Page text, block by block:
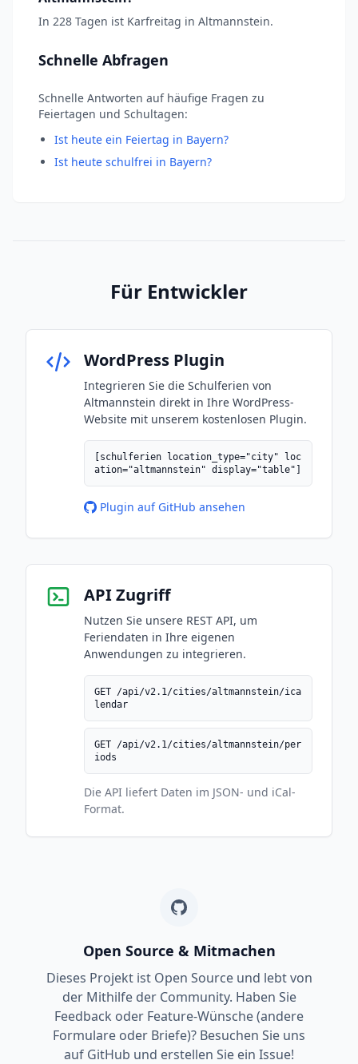
In 228 Tagen ist Karfreitag in Altmannstein.
Schnelle Abfragen
Schnelle Antworten auf häufige Fragen zu
Feiertagen und Schultagen:
Ist heute ein Feiertag in Bayern?
Ist heute schulfrei in Bayern?
Für Entwickler
WordPress Plugin
Integrieren Sie die Schulferien von
Altmannstein direkt in Ihre WordPress-
Website mit unserem kostenlosen Plugin.
[schulferien location_type="city" loc
ation="altmannstein" display="table"]
Plugin auf GitHub ansehen
API Zugriff
Nutzen Sie unsere REST API, um
Feriendaten in Ihre eigenen
Anwendungen zu integrieren.
GET /api/v2.1/cities/altmannstein/ica
lendar
GET /api/v2.1/cities/altmannstein/per
iods
Die API liefert Daten im JSON- und iCal-
Format.
Open Source & Mitmachen
Dieses Projekt ist Open Source und lebt von
der Mithilfe der Community. Haben Sie
Feedback oder Feature-Wünsche (andere
Formulare oder Briefe)? Besuchen Sie uns
auf GitHub und erstellen Sie ein Issue!